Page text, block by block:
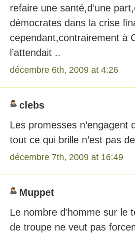
refaire une santé,d’une
démocrates dans la crise
cependant,contrairement à
l’attendait ..
décembre 6th, 2009 at 4:26
clebs
Les promesses n’engagent
tout ce qui brille n’est pas
décembre 7th, 2009 at 16:49
Muppet
Le nombre d’homme sur le
de troupe ne veut pas